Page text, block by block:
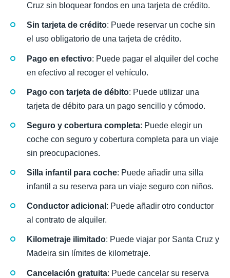
Cruz sin bloquear fondos en una tarjeta de crédito.
Sin tarjeta de crédito: Puede reservar un coche sin
el uso obligatorio de una tarjeta de crédito.
Pago en efectivo: Puede pagar el alquiler del coche
en efectivo al recoger el vehículo.
Pago con tarjeta de débito: Puede utilizar una
tarjeta de débito para un pago sencillo y cómodo.
Seguro y cobertura completa: Puede elegir un
coche con seguro y cobertura completa para un viaje
sin preocupaciones.
Silla infantil para coche: Puede añadir una silla
infantil a su reserva para un viaje seguro con niños.
Conductor adicional : Puede añadir otro conductor
al contrato de alquiler.
Kilometraje ilimitado: Puede viajar por Santa Cruz y
Madeira sin límites de kilometraje.
Cancelación gratuita: Puede cancelar su reserva